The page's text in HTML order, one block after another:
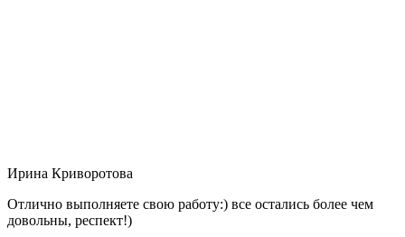
Ирина Криворотова
Отлично выполняете свою работу:) все остались более чем
довольны, респект!)